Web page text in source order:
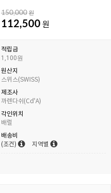
150,000 원
112,500 원
적립금
1,100원
원산지
스위스(SWISS)
제조사
까렌다쉬(Cd'A)
각인위치
배럴
배송비
(조건)
지역별